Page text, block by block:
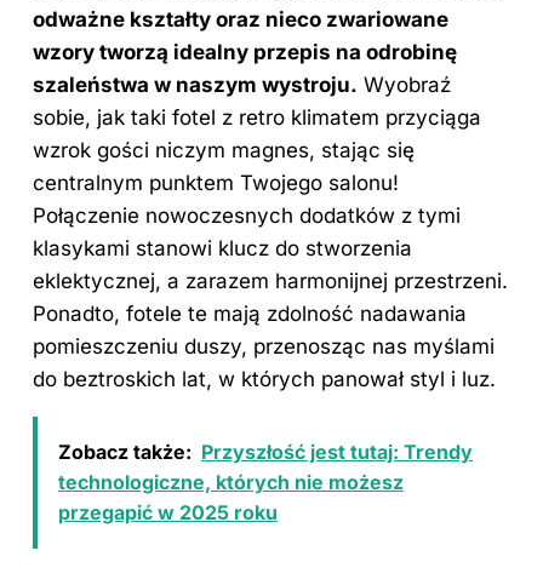
odważne kształty oraz nieco zwariowane
wzory tworzą idealny przepis na odrobinę
szaleństwa w naszym wystroju. Wyobraź
sobie, jak taki fotel z retro klimatem przyciąga
wzrok gości niczym magnes, stając się
centralnym punktem Twojego salonu!
Połączenie nowoczesnych dodatków z tymi
klasykami stanowi klucz do stworzenia
eklektycznej, a zarazem harmonijnej przestrzeni.
Ponadto, fotele te mają zdolność nadawania
pomieszczeniu duszy, przenosząc nas myślami
do beztroskich lat, w których panował styl i luz.
Zobacz także: Przyszłość jest tutaj: Trendy
technologiczne, których nie możesz
przegapić w 2025 roku